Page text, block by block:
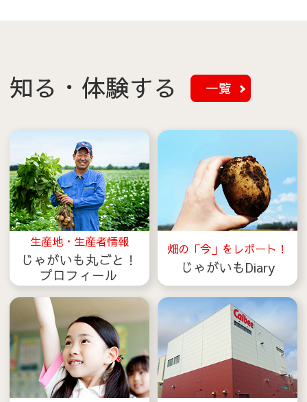
知る・体験する 一覧
生産地・生産者情報
じゃがいも丸ごと！
プロフィール
畑の「今」をレポート！
じゃがいもDiary